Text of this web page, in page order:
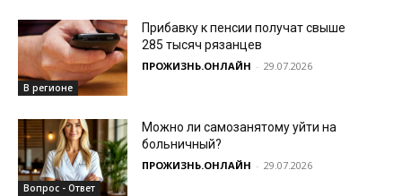
В регионе
Прибавку к пенсии получат свыше
285 тысяч рязанцев
ПРОЖИЗНЬ.ОНЛАЙН - 29.07.2026
Вопрос - Ответ
Можно ли самозанятому уйти на
больничный?
ПРОЖИЗНЬ.ОНЛАЙН - 29.07.2026